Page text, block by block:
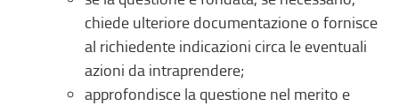
chiede ulteriore documentazione o fornisce
al richiedente indicazioni circa le eventuali
azioni da intraprendere​;
approfondisce la questione nel merito e